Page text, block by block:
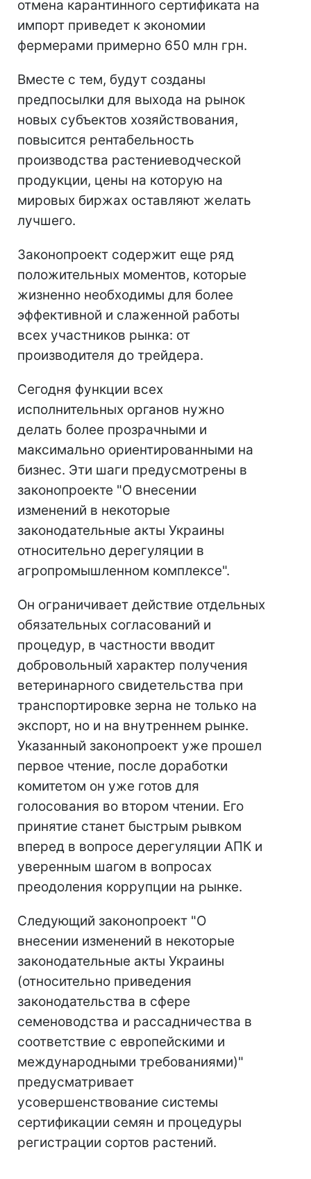
отмена карантинного сертификата на
импорт приведет к экономии
фермерами примерно 650 млн грн.
Вместе с тем, будут созданы
предпосылки для выхода на рынок
новых субъектов хозяйствования,
повысится рентабельность
производства растениеводческой
продукции, цены на которую на
мировых биржах оставляют желать
лучшего.
Законопроект содержит еще ряд
положительных моментов, которые
жизненно необходимы для более
эффективной и слаженной работы
всех участников рынка: от
производителя до трейдера.
Сегодня функции всех
исполнительных органов нужно
делать более прозрачными и
максимально ориентированными на
бизнес. Эти шаги предусмотрены в
законопроекте "О внесении
изменений в некоторые
законодательные акты Украины
относительно дерегуляции в
агропромышленном комплексе".
Он ограничивает действие отдельных
обязательных согласований и
процедур, в частности вводит
добровольный характер получения
ветеринарного свидетельства при
транспортировке зерна не только на
экспорт, но и на внутреннем рынке.
Указанный законопроект уже прошел
первое чтение, после доработки
комитетом он уже готов для
голосования во втором чтении. Его
принятие станет быстрым рывком
вперед в вопросе дерегуляции АПК и
уверенным шагом в вопросах
преодоления коррупции на рынке.
Следующий законопроект "О
внесении изменений в некоторые
законодательные акты Украины
(относительно приведения
законодательства в сфере
семеноводства и рассадничества в
соответствие с европейскими и
международными требованиями)"
предусматривает
усовершенствование системы
сертификации семян и процедуры
регистрации сортов растений.